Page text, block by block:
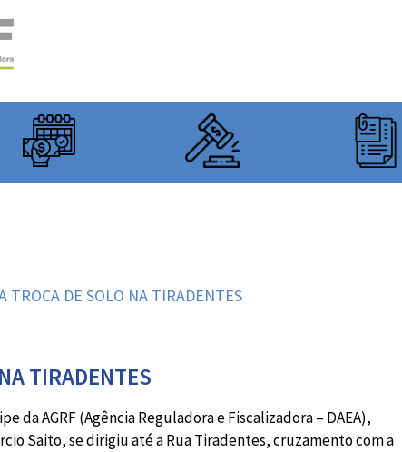
TROCA DE SOLO NA TIRADENTES
TIRADENTES
da AGRF (Agência Reguladora e Fiscalizadora – DAEA),
Saito, se dirigiu até a Rua Tiradentes, cruzamento com a